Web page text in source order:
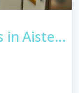
in Aiste...